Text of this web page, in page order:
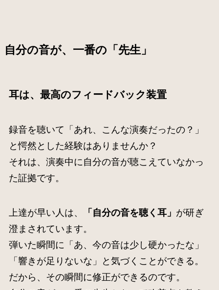
自分の音が、一番の「先生」
耳は、最高のフィードバック装置
録音を聴いて「あれ、こんな演奏だったの？」
と愕然とした経験はありませんか？
それは、演奏中に自分の音が聴こえていなかっ
た証拠です。
上達が早い人は、 「自分の音を聴く耳」 が研ぎ
澄まされています。
弾いた瞬間に「あ、今の音は少し硬かったな」
「響きが足りないな」と気づくことができる。
だから、その瞬間に修正ができるのです。